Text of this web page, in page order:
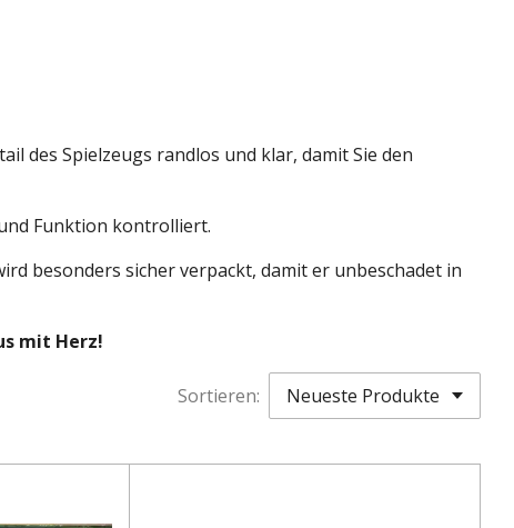
des Spielzeugs randlos und klar, damit Sie den
Funktion kontrolliert.
besonders sicher verpackt, damit er unbeschadet in
mit Herz!
Sortieren: